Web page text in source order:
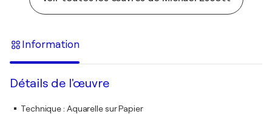
Information
Détails de l'œuvre
Technique: Aquarelle sur Papier